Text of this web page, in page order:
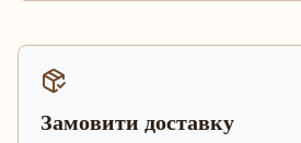
Замовити доставку